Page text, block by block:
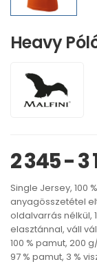
Heavy
2 345 - 3
Single Jersey, 100
anyagösszetétel
oldalvarrás nélkül,
elasztánnal, váll
100 % pamut, 200
97 % pamut, 3 %